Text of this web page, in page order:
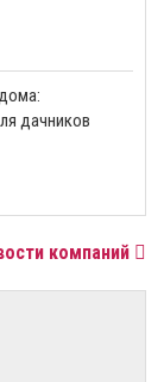
дачников
компаний